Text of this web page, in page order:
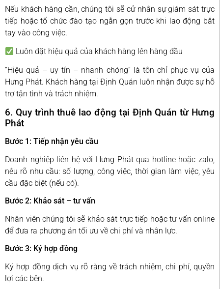
Nếu khách hàng cần, chúng tôi sẽ cử nhân sự giám sát trực
tiếp hoặc tổ chức đào tạo ngắn gọn trước khi lao động bắt
tay vào công việc.
Luôn đặt hiệu quả của khách hàng lên hàng đầu
“Hiệu quả – uy tín – nhanh chóng” là tôn chỉ phục vụ của
Hưng Phát. Khách hàng tại Định Quán luôn nhận được sự hỗ
trợ tận tình và trách nhiệm.
6. Quy trình thuê lao động tại Định Quán từ Hưng
Phát
Bước 1: Tiếp nhận yêu cầu
Doanh nghiệp liên hệ với Hưng Phát qua hotline hoặc zalo,
nêu rõ nhu cầu: số lượng, công việc, thời gian làm việc, yêu
cầu đặc biệt (nếu có).
Bước 2: Khảo sát – tư vấn
Nhân viên chúng tôi sẽ khảo sát trực tiếp hoặc tư vấn online
để đưa ra phương án tối ưu về chi phí và nhân lực.
Bước 3: Ký hợp đồng
Ký hợp đồng dịch vụ rõ ràng về trách nhiệm, chi phí, quyền
lợi các bên.